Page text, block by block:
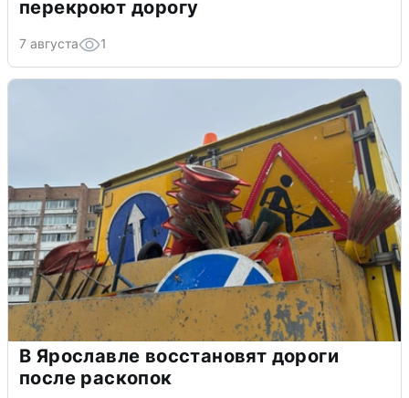
перекроют дорогу
7 августа 1
В Ярославле восстановят дороги
после раскопок